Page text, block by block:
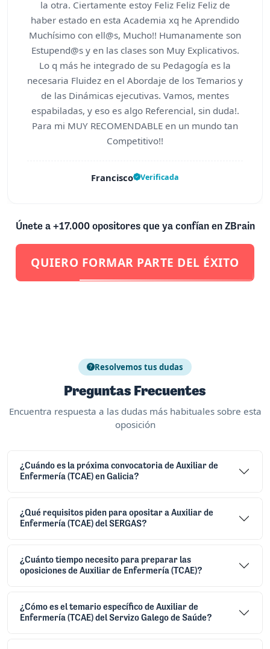
la otra. Ciertamente estoy Feliz Feliz Feliz de
haber estado en esta Academia xq he Aprendido
Muchísimo con ell@s, Mucho!! Humanamente son
Estupend@s y en las clases son Muy Explicativos.
Lo q más he integrado de su Pedagogía es la
necesaria Fluidez en el Abordaje de los Temarios y
de las Dinámicas ejecutivas. Vamos, mentes
espabiladas, y eso es algo Referencial, sin duda!.
Para mi MUY RECOMENDABLE en un mundo tan
Competitivo!!
Francisco Verificada
Únete a +17.000 opositores que ya confían en ZBrain
QUIERO FORMAR PARTE DEL ÉXITO
Resolvemos tus dudas
Preguntas Frecuentes
Encuentra respuesta a las dudas más habituales sobre esta
oposición
¿Cuándo es la próxima convocatoria de Auxiliar de
Enfermería (TCAE) en Galicia?
¿Qué requisitos piden para opositar a Auxiliar de
Enfermería (TCAE) del SERGAS?
¿Cuánto tiempo necesito para preparar las
oposiciones de Auxiliar de Enfermería (TCAE)?
¿Cómo es el temario específico de Auxiliar de
Enfermería (TCAE) del Servizo Galego de Saúde?